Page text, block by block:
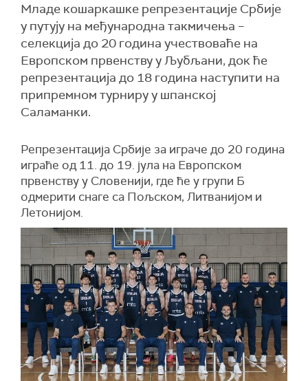
Младе кошаркашке репрезентације Србије
у путују на међународна такмичења –
селекција до 20 година учествоваће на
Европском првенству у Љубљани, док ће
репрезентација до 18 година наступити на
припремном турниру у шпанској
Саламанки.
Репрезентација Србије за играче до 20 година
играће од 11. до 19. јула на Европском
првенству у Словенији, где ће у групи Б
одмерити снаге са Пољском, Литванијом и
Летонијом.